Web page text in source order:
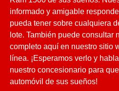
informado y amigable
pueda tener sobre cualquiera
lote. También puede consultar
completo aquí en nuestro sitio
línea. ¡Esperamos verlo y
nuestro concesionario para
automóvil de sus sueños!